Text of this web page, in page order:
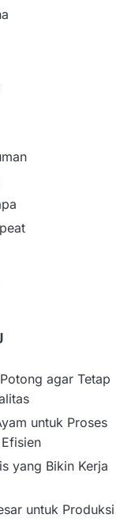
agar Tetap
untuk Proses
yang Bikin Kerja
untuk Produksi